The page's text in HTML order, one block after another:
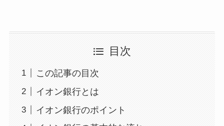
目次
この記事の目次
イオン銀行とは
イオン銀行のポイント